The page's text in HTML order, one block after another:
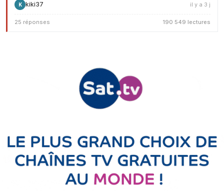
K kiki37 il y a 3 j
25 réponses 190 549 lectures